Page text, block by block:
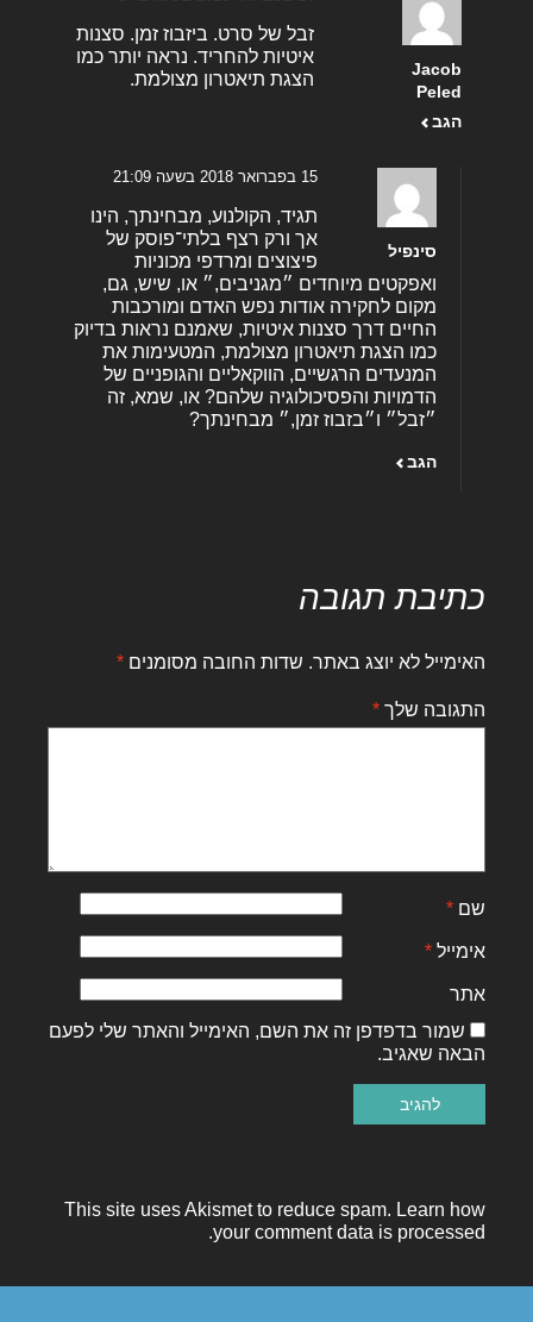
Jacob
Peled
זבל של סרט. ביזבוז זמן. סצנות
איטיות להחריד. נראה יותר כמו
הצגת תיאטרון מצולמת.
הגב
סינפיל
15 בפברואר 2018 בשעה 21:09
תגיד, הקולנוע, מבחינתך, הינו
אך ורק רצף בלתי־פוסק של
פיצוצים ומרדפי מכוניות
ואפקטים מיוחדים ״מגניבים,״ או, שיש, גם,
מקום לחקירה אודות נפש האדם ומורכבות
החיים דרך סצנות איטיות, שאמנם נראות בדיוק
כמו הצגת תיאטרון מצולמת, המטעימות את
המנעדים הרגשיים, הווקאליים והגופניים של
הדמויות והפסיכולוגיה שלהם? או, שמא, זה
״זבל״ ו״בזבוז זמן,״ מבחינתך?
הגב
כתיבת תגובה
האימייל לא יוצג באתר. שדות החובה מסומנים *
התגובה שלך *
שם *
אימייל *
אתר
שמור בדפדפן זה את השם, האימייל והאתר שלי לפעם
הבאה שאגיב.
This site uses Akismet to reduce spam. Learn how
your comment data is processed.